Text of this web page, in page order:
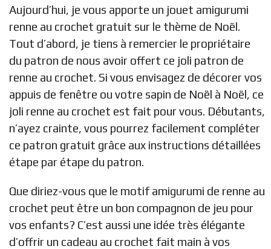
Aujourd’hui, je vous apporte un jouet amigurumi
renne au crochet gratuit sur le thème de Noël.
Tout d’abord, je tiens à remercier le propriétaire
du patron de nous avoir offert ce joli patron de
renne au crochet. Si vous envisagez de décorer vos
appuis de fenêtre ou votre sapin de Noël à Noël, ce
joli renne au crochet est fait pour vous. Débutants,
n’ayez crainte, vous pourrez facilement compléter
ce patron gratuit grâce aux instructions détaillées
étape par étape du patron.
Que diriez-vous que le motif amigurumi de renne au
crochet peut être un bon compagnon de jeu pour
vos enfants? C’est aussi une idée très élégante
d’offrir un cadeau au crochet fait main à vos